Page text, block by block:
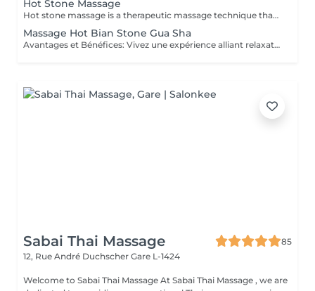
Hot Stone Massage
Hot stone massage is a therapeutic massage technique that uses **smooth, heated basalt stones** (volcanic rock that retains heat well). The warmth penetrates deep into muscles, allowing intense relaxation without heavy pressure. How it works 1. Heating the stones Stones are warmed in water to a safe temperature (typically ~5055 °C). 2. Stone placement The therapist places stones on key points of the body: * Along the spine * Shoulders and neck * Hands, legs, or between toes These areas correspond to major muscle groups and energy points. 3. Massage with stones The therapist also uses the stones as tools, gliding them over muscles with oil to combine heat and movement. Key benefits *Deep muscle relaxation* heat reduces muscle stiffness faster than hands alone *Pain & tension relief* ideal for chronic back/neck tension *Stress & anxiety reduction* strong calming effect on the nervous system *Improved circulation* heat increases blood flow and oxygen delivery *Better sleep* many clients feel deeply sedated afterward Who it's best for People with: * Chronic muscle tension * Stress, burnout, mental overload * Sedentary or highly physical lifestyles * Cold sensitivity or poor circulation Not recommended for: * Fever or acute inflammation * Skin infections or open wounds * Severe cardiovascular issues * Neuropathy with reduced heat sensation What it feels like * Very relaxing, warm, grounding * Pressure is usually gentle to medium * Many clients drift into a meditative or sleep-like state It is NOT a sports or deep-tissue massage, but the heat allows muscles to release deeply without pain.
Massage Hot Bian Stone Gua Sha
Avantages et Bénéfices: Vivez une expérience alliant relaxation profonde et revitalisation musculaire. Grâce au Bian Stone et à la technique du Gua Sha, ce massage apaise les douleurs, détend les tensions et stimule la circulation sanguine, tout en procurant un moment de calme et d'équilibre intérieur. Les principaux bénéfices : - Soulagement des douleurs et tensions musculaires - Réduction de l'inflammation et fatigue musculaire - Amélioration de la circulation sanguine et lymphatique - Relaxation profonde du corps et de l'esprit - Diminution du stress et apaisement du système nerveux - Favorise la récupération musculaire et l'équilibre énergétique
Sabai Thai Massage
85
12, Rue André Duchscher Gare L-1424
Welcome to Sabai Thai Massage At Sabai Thai Massage , we are